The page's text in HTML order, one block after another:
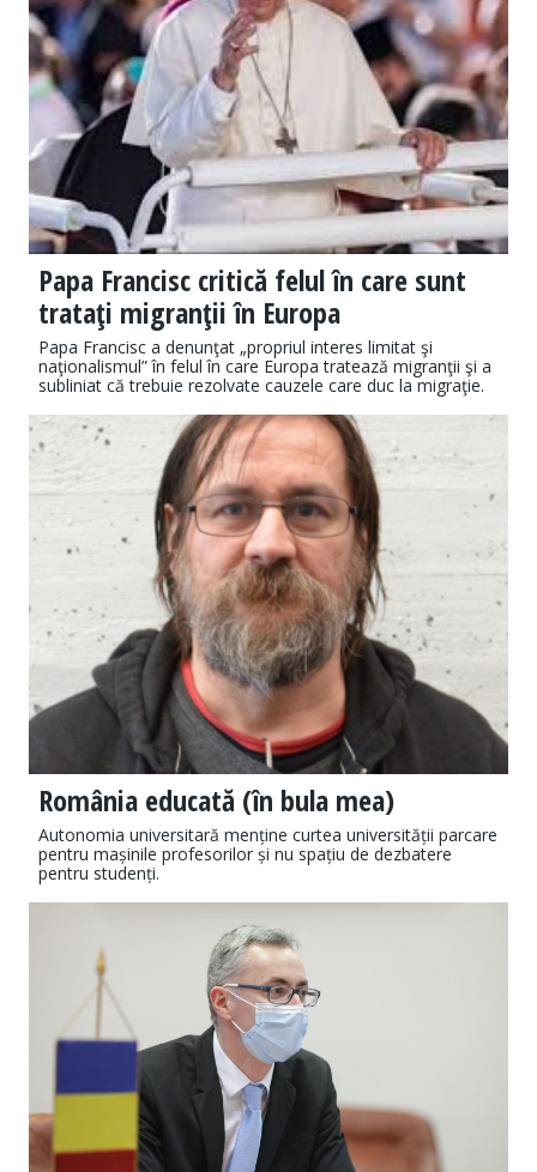
Papa Francisc critică felul în care sunt
trataţi migranţii în Europa
Papa Francisc a denunţat „propriul interes limitat şi
naţionalismul” în felul în care Europa tratează migranţii şi a
subliniat că trebuie rezolvate cauzele care duc la migraţie.
România educată (în bula mea)
Autonomia universitară menține curtea universității parcare
pentru mașinile profesorilor și nu spațiu de dezbatere
pentru studenți.